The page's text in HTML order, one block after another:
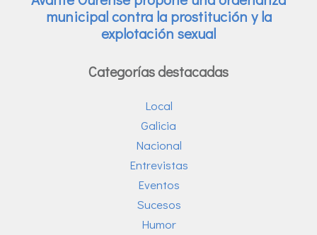
Categorías destacadas
Local
Galicia
Nacional
Entrevistas
Eventos
Sucesos
Humor